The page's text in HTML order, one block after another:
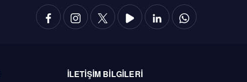
İLETİŞİM BİLGİLERİ